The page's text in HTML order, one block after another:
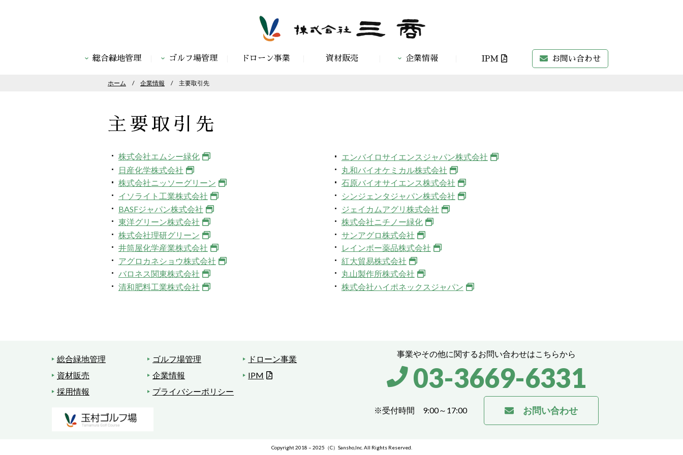
総合緑地管理 ゴルフ場管理 ドローン事業 資材販売 企業情報 IPM お問い合わせ
ホーム 企業情報 主要取引先
主要取引先
株式会社エムシー緑化
エンバイロサイエンスジャパン株式会社
日産化学株式会社
丸和バイオケミカル株式会社
株式会社ニッソーグリーン
石原バイオサイエンス株式会社
イソライト工業株式会社
シンジェンタジャパン株式会社
BASFジャパン株式会社
ジェイカムアグリ株式会社
東洋グリーン株式会社
株式会社ニチノー緑化
株式会社理研グリーン
サンアグロ株式会社
井筒屋化学産業株式会社
レインボー薬品株式会社
アグロカネショウ株式会社
紅大貿易株式会社
バロネス関東株式会社
丸山製作所株式会社
清和肥料工業株式会社
株式会社ハイポネックスジャパン
総合緑地管理 ゴルフ場管理
ドローン事業
資材販売
企業情報
IPM
採用情報
プライバシーポリシー
事業やその他に関するお問い合わせはこちらから
電
話
03-3669-6331
※受付時間 9:00～17:00 お問い合わせ
Copyright 2018 – 2025（C）Sansho,Inc. All Rights Reserved.